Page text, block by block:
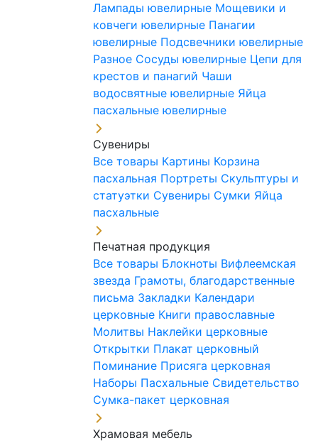
Лампады ювелирные Мощевики и
ковчеги ювелирные Панагии
ювелирные Подсвечники ювелирные
Разное Сосуды ювелирные Цепи для
крестов и панагий Чаши
водосвятные ювелирные Яйца
пасхальные ювелирные
Сувениры
Все товары Картины Корзина
пасхальная Портреты Скульптуры и
статуэтки Сувениры Сумки Яйца
пасхальные
Печатная продукция
Все товары Блокноты Вифлеемская
звезда Грамоты, благодарственные
письма Закладки Календари
церковные Книги православные
Молитвы Наклейки церковные
Открытки Плакат церковный
Поминание Присяга церковная
Наборы Пасхальные Свидетельство
Сумка-пакет церковная
Храмовая мебель